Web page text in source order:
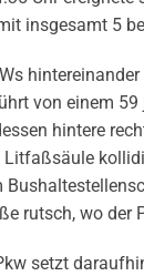
insgesamt 5
von einem
hintere
rutsch, wo
setzt